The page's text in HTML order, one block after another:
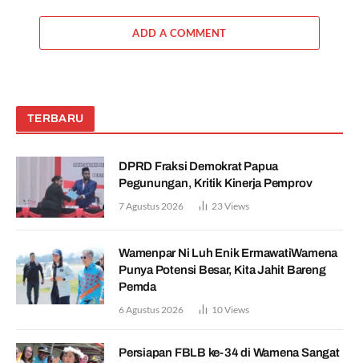
ADD A COMMENT
TERBARU
DPRD Fraksi Demokrat Papua
Pegunungan, Kritik Kinerja Pemprov
7 Agustus 2026 23Views
Wamenpar Ni Luh Enik ErmawatiWamena
Punya Potensi Besar, Kita Jahit Bareng
Pemda
6 Agustus 2026 10Views
Persiapan FBLB ke-34 di Wamena Sangat